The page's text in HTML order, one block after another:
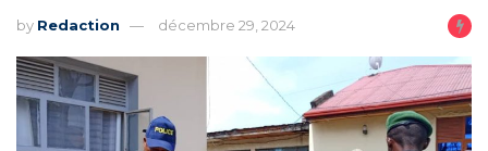
by Redaction décembre 29, 2024